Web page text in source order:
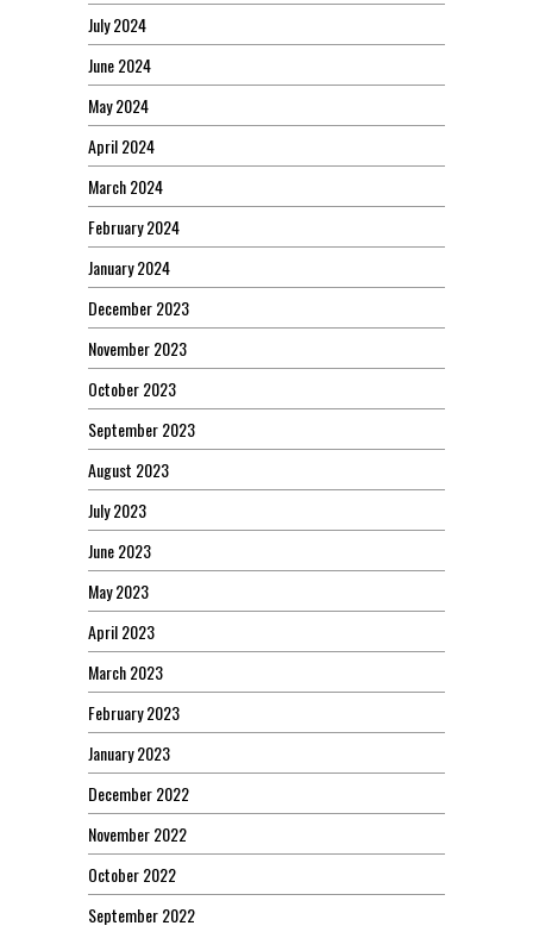
July 2024
June 2024
May 2024
April 2024
March 2024
February 2024
January 2024
December 2023
November 2023
October 2023
September 2023
August 2023
July 2023
June 2023
May 2023
April 2023
March 2023
February 2023
January 2023
December 2022
November 2022
October 2022
September 2022